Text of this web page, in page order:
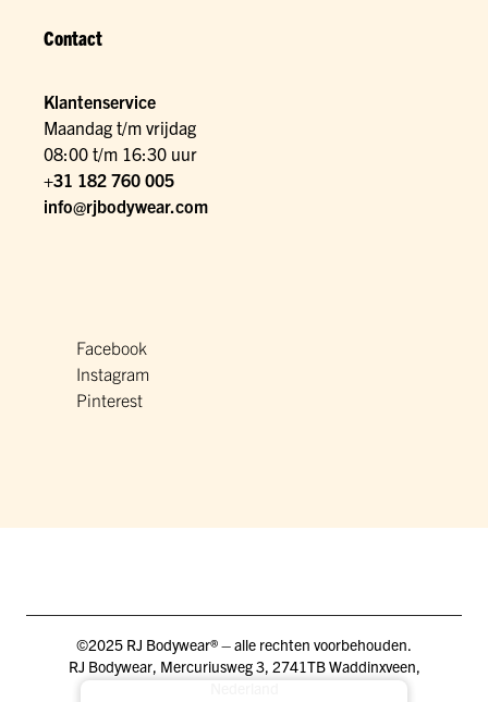
Contact
Klantenservice
Maandag t/m vrijdag
08:00 t/m 16:30 uur
+31 182 760 005
info@rjbodywear.com
Facebook
Instagram
Pinterest
©2025 RJ Bodywear® – alle rechten voorbehouden.
RJ Bodywear, Mercuriusweg 3, 2741TB Waddinxveen,